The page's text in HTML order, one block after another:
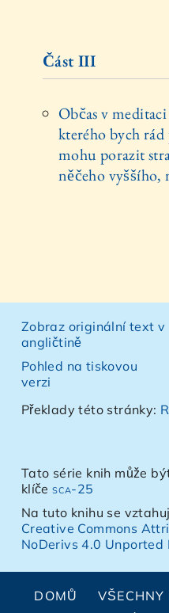
Část III
Občas v
kterého bych
mohu porazit
něčeho vyššího,
Zobraz originální text v
angličtině
Pohled na tiskovou
verzi
Překlady této stránky:
Tato série knih může
klíčesca-25
Na tuto knihu se
Creative Commons
NoDerivs 4.0 Unported
DOMŮ VŠECHNY